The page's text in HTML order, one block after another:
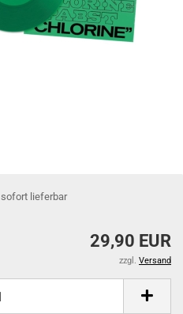
sofort lieferbar
29,90 EUR
zzgl. Versand